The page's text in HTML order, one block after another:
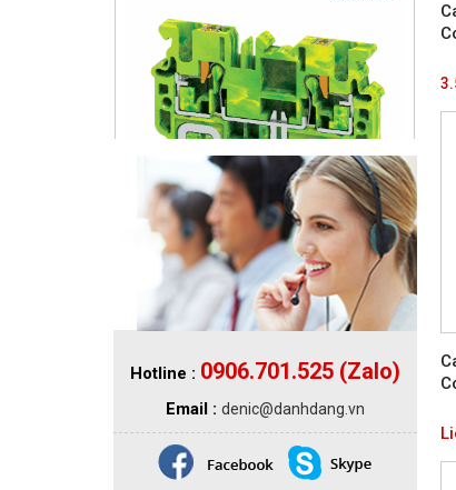
Giảm 35%
Cầu đấu dây tiếp địa dạng gài Push-in
CPG2.5 | CONNECTWELL
49.075 đ 75.500 đ
Hotline : 0906.701.525 (Zalo)
Email : denic@danhdang.vn